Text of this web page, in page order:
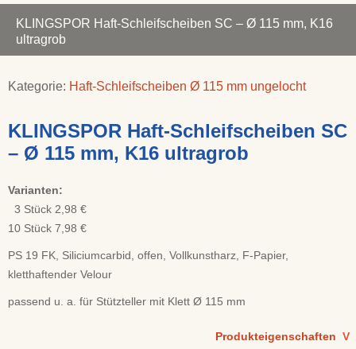
KLINGSPOR Haft-Schleifscheiben SC – Ø 115 mm, K16
ultragrob
Kategorie: Haft-Schleifscheiben Ø 115 mm ungelocht
KLINGSPOR Haft-Schleifscheiben SC
– Ø 115 mm, K16 ultragrob
Varianten:
3 Stück 2,98 €
10 Stück 7,98 €
PS 19 FK, Siliciumcarbid, offen, Vollkunstharz, F-Papier,
kletthaftender Velour
passend u. a. für Stützteller mit Klett Ø 11 5 mm
Produkteigenschaften V